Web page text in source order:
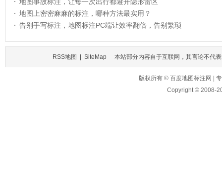
地图上密密麻麻的标注，哪种方法最实用？
告别手写标注，地图标注PC端让效率翻倍，告别繁琐
RSS地图 SiteMap 本站部分内容自于互联网，其言论不代
版权所有 © 百度地图标注网 |
Copyright © 2008-